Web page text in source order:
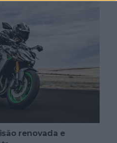
renovada e